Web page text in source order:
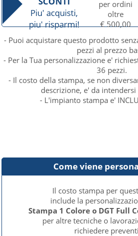
Piu' acquisti,
piu' risparmi!
per ordini
oltre
€ 500,00
- Puoi acquistare questo prodotto
pezzi al prezzo
- Per la Tua personalizzazione e'
36 pezzi.
- Il costo della stampa, se non
descrizione, e' da
- L'impianto stampa e'
Come viene
Il costo stampa per
include la
Stampa 1 Colore o DGT Full
per altre tecniche o
richiedere